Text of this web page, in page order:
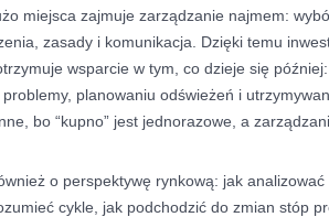
miejsca zajmuje zarządzanie najmem:
zasady i komunikacja. Dzięki temu
wsparcie w tym, co dzieje się
planowaniu odświeżeń i
bo “kupno” jest jednorazowe, a
o perspektywę rynkową: jak
cykle, jak podchodzić do zmian stóp